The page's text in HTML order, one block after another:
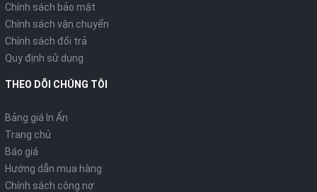
Chính sách bảo mật
Chính sách vận chuyển
Chính sách đổi trả
Quy định sử dụng
THEO DÕI CHÚNG TÔI
Bảng giá In Ấn
Trang chủ
Báo giá
Hướng dẫn mua hàng
Chính sách công nợ